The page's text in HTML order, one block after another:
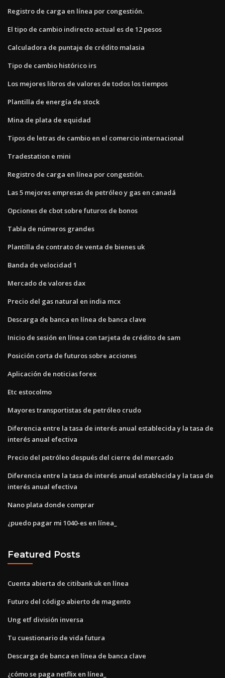
Registro de carga en línea por congestión.
El tipo de cambio indirecto actual es de 12 pesos
Calculadora de puntaje de crédito malasia
Tipo de cambio histórico irs
Los mejores libros de valores de todos los tiempos
Plantilla de energía de stock
Mina de plata de equidad
Tipos de letras de cambio en el comercio internacional
Tradestation e mini
Registro de carga en línea por congestión.
Las 5 mejores empresas de petróleo y gas en canadá
Opciones de cbot sobre futuros de bonos
Tabla de números grandes
Plantilla de contrato de venta de bienes uk
Banda de velocidad 1
Mercado de valores dax
Precio del gas natural en india mcx
Descarga de banca en línea de banca clave
Inicio de sesión en línea con tarjeta de crédito de sam
Posición corta de futuros sobre acciones
Aplicación de noticias forex
Etc estocolmo
Mayores transportistas de petróleo crudo
Diferencia entre la tasa de interés anual establecida y la tasa de
interés anual efectiva
Precio del petróleo después del cierre del mercado
Diferencia entre la tasa de interés anual establecida y la tasa de
interés anual efectiva
Nano plata donde comprar
¿puedo pagar mi 1040-es en línea_
Featured Posts
Cuenta abierta de citibank uk en línea
Futuro del código abierto de magento
Ung etf división inversa
Tu cuestionario de vida futura
Descarga de banca en línea de banca clave
¿cómo se paga netflix en línea_